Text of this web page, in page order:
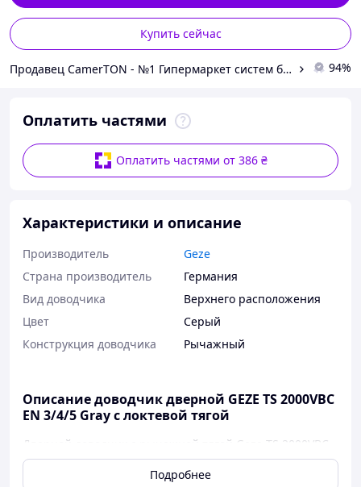
Купить сейчас
Продавец CamerTON - №1 Гипермаркет систем безопасности в Западной Украине 94%
Оплатить частями
Оплатить частями от 386 ₴
Характеристики и описание
Производитель
Geze
Страна производитель
Германия
Вид доводчика
Верхнего расположения
Цвет
Серый
Конструкция доводчика
Рычажный
Описание доводчик дверной GEZE TS 2000VBC
ЕN 3/4/5 Gray с локтевой тягой
Дверной доводчик с рычажной тягой Geze TS 2000VBC
ЕN 3/4/5 предназначен для автоматического закрытия
внутренних одностворчатых дверей шириной до 1250
Подробнее